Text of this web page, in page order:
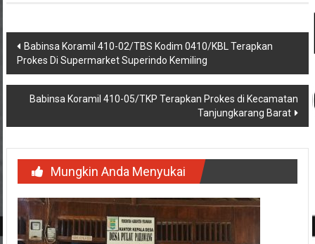
Navigasi
pos
Babinsa Koramil 410-02/TBS Kodim 0410/KBL Terapkan
Prokes Di Supermarket Superindo Kemiling
Babinsa Koramil 410-05/TKP Terapkan Prokes di Kecamatan
Tanjungkarang Barat
Mungkin Anda Menyukai